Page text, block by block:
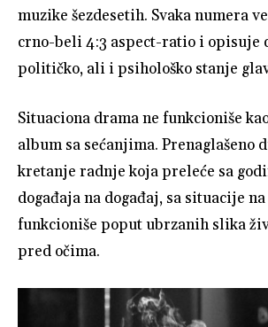
muzike šezdesetih. Svaka numera
crno-beli 4:3 aspect-ratio i opisuje
političko, ali i psihološko stanje
Situaciona drama ne funkcioniše
album sa sećanjima. Prenaglašeno
kretanje radnje koja preleće sa
događaja na događaj, sa situacije
funkcioniše poput ubrzanih slika
pred očima.